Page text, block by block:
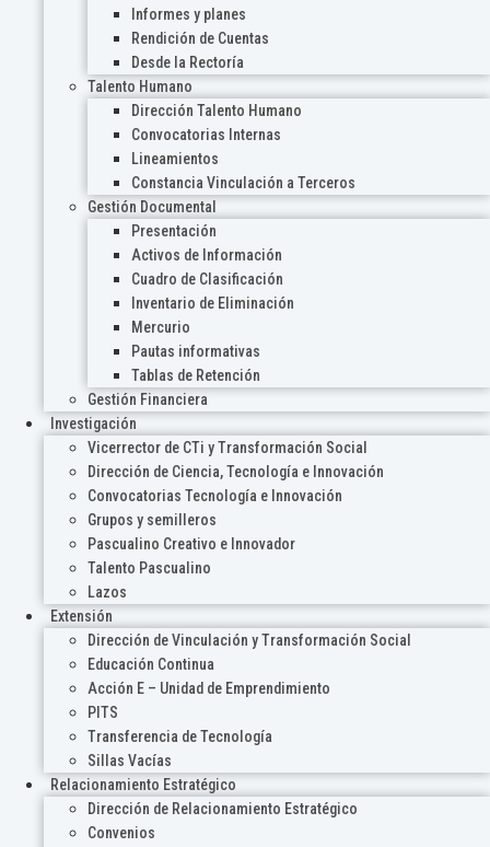
Informes y planes
Rendición de Cuentas
Desde la Rectoría
Talento Humano
Dirección Talento Humano
Convocatorias Internas
Lineamientos
Constancia Vinculación a Terceros
Gestión Documental
Presentación
Activos de Información
Cuadro de Clasificación
Inventario de Eliminación
Mercurio
Pautas informativas
Tablas de Retención
Gestión Financiera
Investigación
Vicerrector de CTi y Transformación Social
Dirección de Ciencia, Tecnología e Innovación
Convocatorias Tecnología e Innovación
Grupos y semilleros
Pascualino Creativo e Innovador
Talento Pascualino
Lazos
Extensión
Dirección de Vinculación y Transformación Social
Educación Continua
Acción E – Unidad de Emprendimiento
PITS
Transferencia de Tecnología
Sillas Vacías
Relacionamiento Estratégico
Dirección de Relacionamiento Estratégico
Convenios